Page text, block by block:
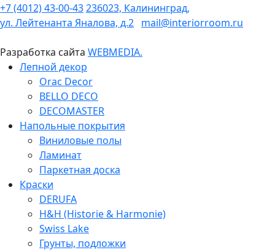
+7 (4012) 43-00-43236023, Калининград,
ул. Лейтенанта Яналова, д.2 mail@interiorroom.ru
Разработка сайта WEBMEDIA.
Лепной декор
Orac Decor
BELLO DECO
DECOMASTER
Напольные покрытия
Виниловые полы
Ламинат
Паркетная доска
Краски
DERUFA
H&H (Historie & Harmonie)
Swiss Lake
Грунты, подложки